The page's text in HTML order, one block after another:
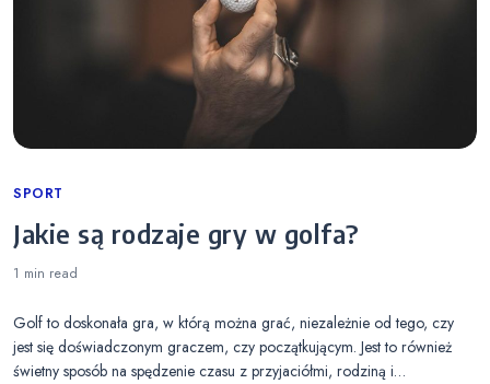
Categories
SPORT
Jakie są rodzaje gry w golfa?
1 min read
Golf to doskonała gra, w którą można grać, niezależnie od tego, czy
jest się doświadczonym graczem, czy początkującym. Jest to również
świetny sposób na spędzenie czasu z przyjaciółmi, rodziną i…